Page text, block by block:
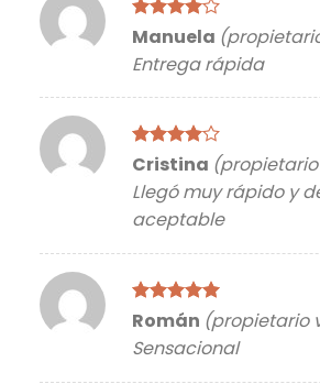
Valorado
5
Manuela
Entrega rápida
Valorado
5
Cristina
Llegó muy rápido y
aceptable
Valorado
de 5
Román (propietario
Sensacional